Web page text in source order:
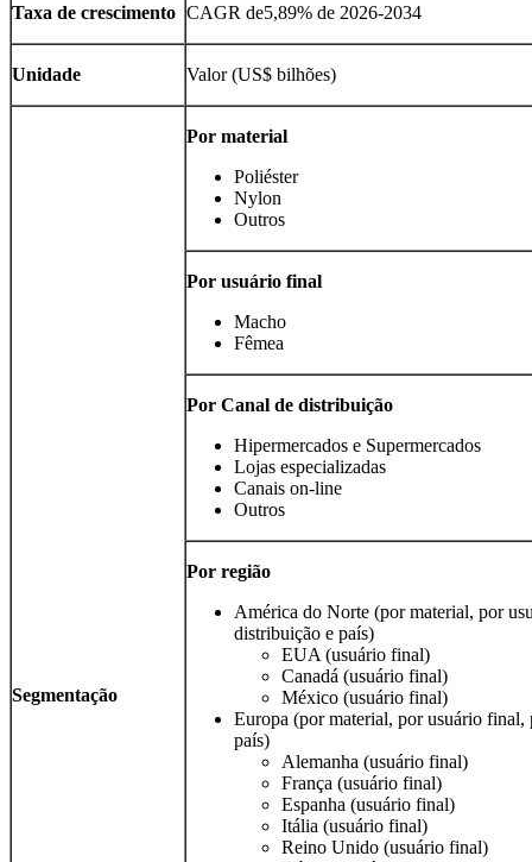
Taxa de crescimento CAGR de5,89% de 2026-2034
Unidade Valor (US$ bilhões)
Segmentação
Por material
Poliéster
Nylon
Outros
Por usuário final
Macho
Fêmea
Por Canal de distribuição
Hipermercados e Supermercados
Lojas especializadas
Canais on-line
Outros
Por região
América do Norte (por material, por
distribuição e país)
EUA (usuário final)
Canadá (usuário final)
México (usuário final)
Europa (por material, por usuário final,
país)
Alemanha (usuário final)
França (usuário final)
Espanha (usuário final)
Itália (usuário final)
Reino Unido (usuário final)